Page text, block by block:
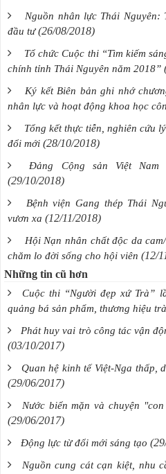
Nguồn nhân lực Thái
đầu tư (26/08/2018)
Tổ chức Cuộc thi “Tìm kiếm
chính tỉnh Thái Nguyên năm 2018”
Ký kết Biên bản ghi nhớ
nhân lực và hoạt động khoa học
Tổng kết thực tiễn, nghiên cứu
đổi mới (28/10/2018)
Đảng Cộng sản Việt
(29/10/2018)
Bệnh viện Gang thép Thái
vươn xa (12/11/2018)
Hội Nạn nhân chất độc da
chăm lo đời sống cho hội viên (12/
Những tin cũ hơn
Cuộc thi “Người đẹp xứ Trà”
quảng bá sản phẩm, thương hiệu
Phát huy vai trò công tác vận
(03/10/2017)
Quan hệ kinh tế Việt-Nga thấp,
(29/06/2017)
Nước biển mặn và chuyện
(29/06/2017)
Động lực từ đổi mới sáng tạo
Nguồn cung cát cạn kiệt, nhu